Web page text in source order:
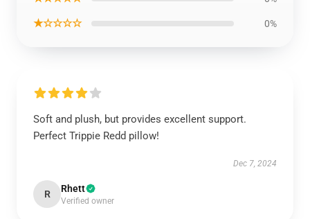
★☆☆☆☆ 0%
Soft and plush, but provides excellent support.
Perfect Trippie Redd pillow!
Dec 7, 2024
R Rhett
Verified owner